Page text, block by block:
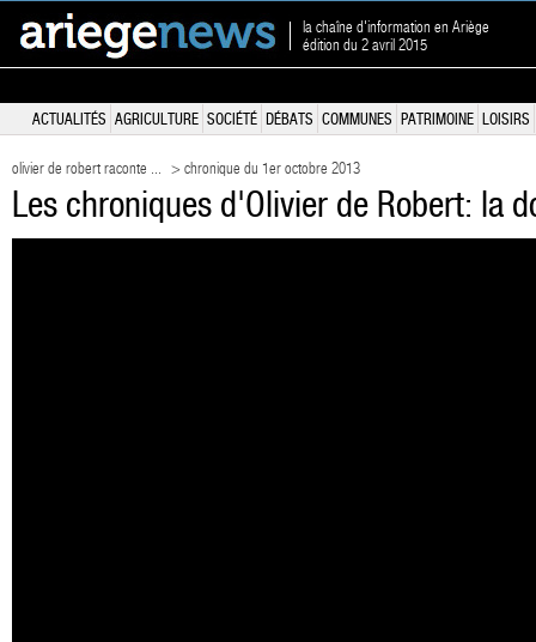
la chaîne d'information en Ariège
édition du 2 avril 2015
ACTUALITÉS AGRICULTURE SOCIÉTÉ DÉBATS COMMUNES PATRIMOINE LOISIRS
olivier de robert raconte ... > chronique du 1er octobre 2013
Les chroniques d'Olivier de Robert: la